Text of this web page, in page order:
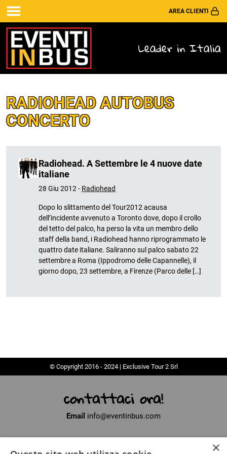
AREA CLIENTI
Leader in Italia
RADIOHEAD AUTOBUS
CONCERTO
Radiohead. A Settembre le 4 nuove date
italiane
28 Giu 2012 - Radiohead
Dopo lo slittamento del Tour2012 acausa
dell’incidente avvenuto a Toronto dove, dopo il crollo
del tetto del palco, ha perso la vita un membro dello
staff della band, i Radiohead hanno riprogrammato le
quattro date italiane. Saliranno sul palco sabato 22
settembre a Roma (Ippodromo delle Capannelle), il
giorno dopo, 23 settembre, a Firenze (Parco delle […]
© Copyright 2016 - 2024 | Exclusive Tour 2 Srl
contattaci ora!
Email info@eventinbus.com
×